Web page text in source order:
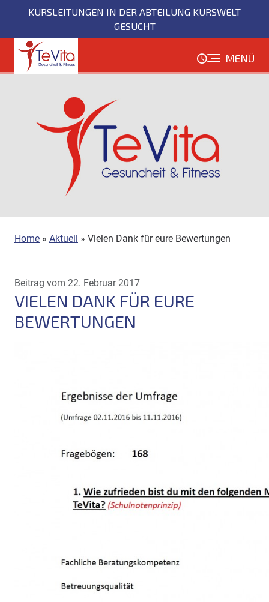
Inhalt
KURSLEITUNGEN IN DER ABTEILUNG KURSWELT
GESUCHT
MENÜ
Home » Aktuell » Vielen Dank für eure Bewertungen
Beitrag vom 22. Februar 2017
VIELEN DANK FÜR EURE
BEWERTUNGEN